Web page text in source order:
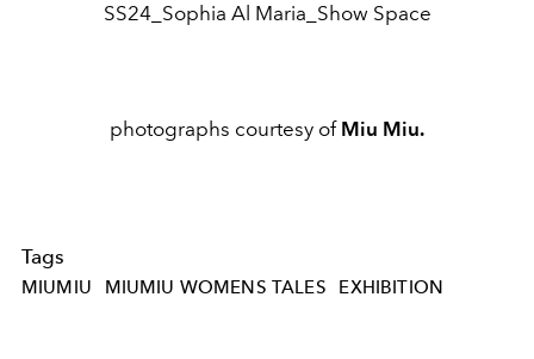
SS24_Sophia Al Maria_Show Space
photographs courtesy of Miu Miu.
Tags
MIUMIU MIUMIU WOMENS TALES EXHIBITION